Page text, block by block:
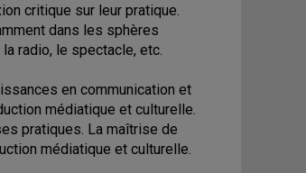
critique sur leur pratique.
dans les sphères
radio, le spectacle, etc.
en communication et
médiatique et culturelle.
pratiques. La maîtrise de
médiatique et culturelle.